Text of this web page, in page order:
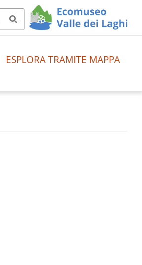
ESPLORA TRAMITE MAPPA